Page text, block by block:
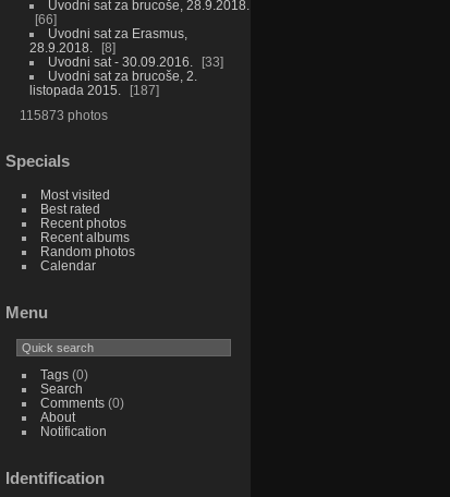
Uvodni sat za brucoše, 28.9.2018.
66
Uvodni sat za Erasmus,
28.9.2018.
8
Uvodni sat - 30.09.2016.
33
Uvodni sat za brucoše, 2.
listopada 2015.
187
115873 photos
Specials
Most visited
Best rated
Recent photos
Recent albums
Random photos
Calendar
Menu
Tags(0)
Search
Comments(0)
About
Notification
Identification